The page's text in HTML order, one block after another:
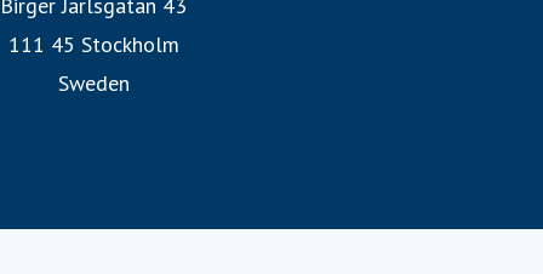
Birger Jarlsgatan 43
111 45 Stockholm
Sweden